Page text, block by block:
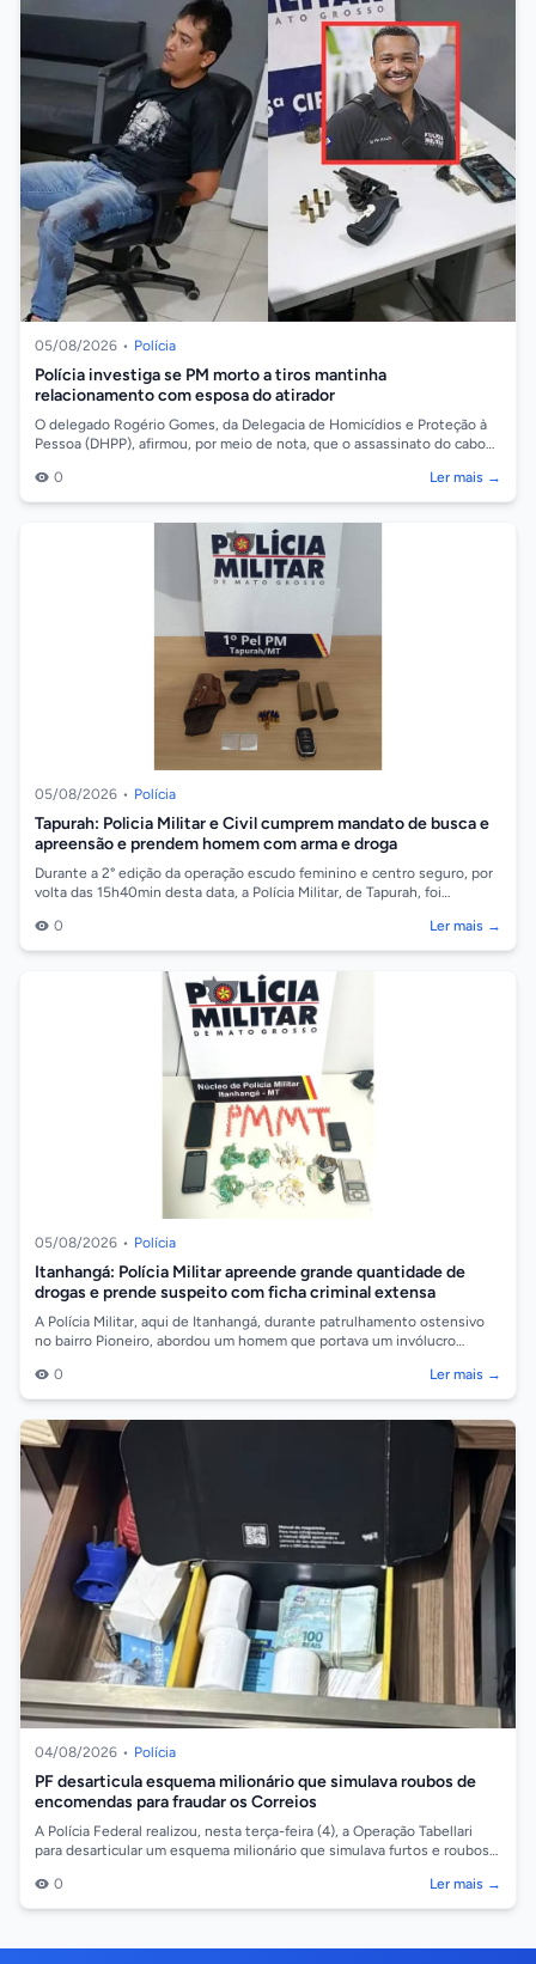
05/08/2026 • Polícia
Polícia investiga se PM morto a tiros mantinha
relacionamento com esposa do atirador
O delegado Rogério Gomes, da Delegacia de Homicídios e Proteção à
Pessoa (DHPP), afirmou, por meio de nota, que o assassinato do cabo
0
Ler mais →
05/08/2026 • Polícia
Tapurah: Policia Militar e Civil cumprem mandato de busca e
apreensão e prendem homem com arma e droga
Durante a 2° edição da operação escudo feminino e centro seguro, por
volta das 15h40min desta data, a Polícia Militar, de Tapurah, foi
0
Ler mais →
05/08/2026 • Polícia
Itanhangá: Polícia Militar apreende grande quantidade de
drogas e prende suspeito com ficha criminal extensa
A Polícia Militar, aqui de Itanhangá, durante patrulhamento ostensivo
no bairro Pioneiro, abordou um homem que portava um invólucro
0
Ler mais →
04/08/2026 • Polícia
PF desarticula esquema milionário que simulava roubos de
encomendas para fraudar os Correios
A Polícia Federal realizou, nesta terça-feira (4), a Operação Tabellari
para desarticular um esquema milionário que simulava furtos e roubos
0
Ler mais →